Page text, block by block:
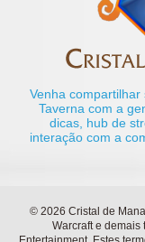
Venha
Taverna com a
dicas, hub de
interação com a
© 2026 Cristal de
Warcraft e demais